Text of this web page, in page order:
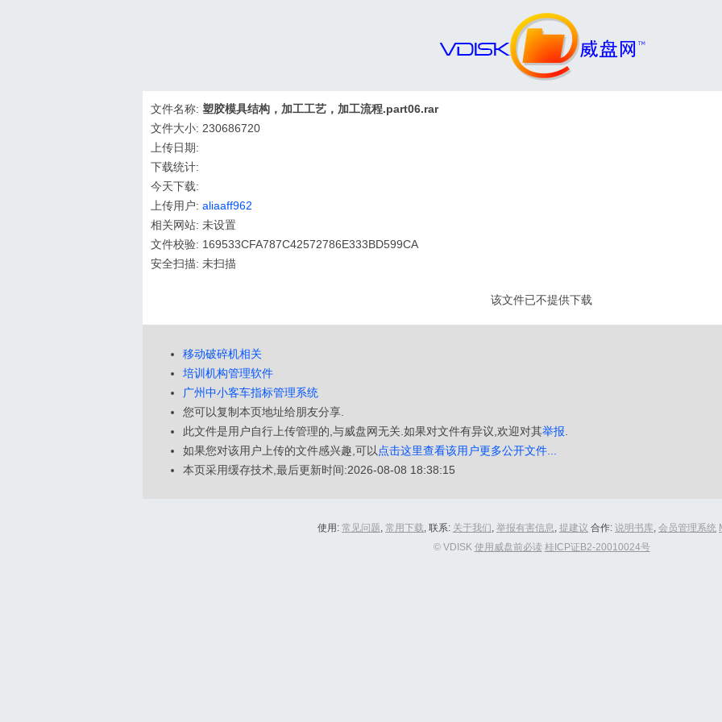
文件名称: 塑胶模具结构，加工工艺，加工流程.part06.rar
文件大小: 230686720
上传日期:
下载统计:
今天下载:
上传用户: aliaaff962
相关网站: 未设置
文件校验: 169533CFA787C42572786E333BD599CA
安全扫描: 未扫描
该文件已不提供下载
移动破碎机相关
培训机构管理软件
广州中小客车指标管理系统
您可以复制本页地址给朋友分享.
此文件是用户自行上传管理的,与威盘网无关.如果对文件有异议,欢迎对其举报
如果您对该用户上传的文件感兴趣,可以 点击这里查看该用户更多公开文件...
本页采用缓存技术,最后更新时间:2026-08-08 18:38:15
使用: 常见问题, 常用下载, 联系: 关于我们, 举报有害信息, 提建议 合作: 说明书库, 会员管理系统
© VDISK 使用威盘前必读 桂ICP证B2-20010024号